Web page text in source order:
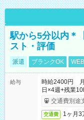
駅から5分以内＊
スト・評価
派遣 ブランクOK
給与
時給2400円
日×4週+残業
与即受取りサ
交通費別途
交通費 1ヶ月3